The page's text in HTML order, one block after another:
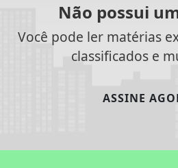
Não possui
Você pode ler matérias
classificados e
ASSINE